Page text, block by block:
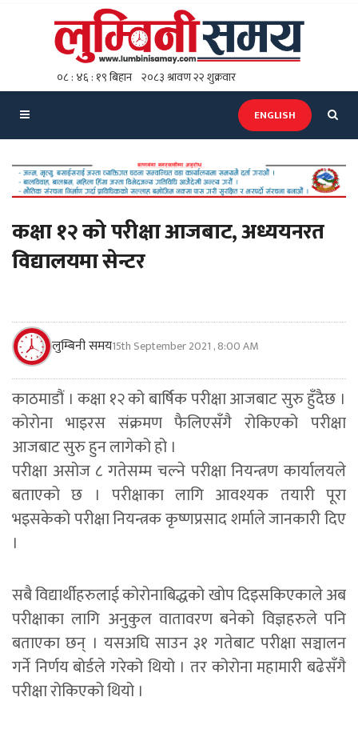
ENGLISH
कक्षा १२ को परीक्षा आजबाट, अध्ययनरत
विद्यालयमा सेन्टर
लुम्बिनी समय15th September 2021 , 8:00 AM
काठमाडौं । कक्षा १२ को बार्षिक परीक्षा आजबाट सुरु हुँदैछ ।
कोरोना भाइरस संक्रमण फैलिएसँगै रोकिएको परीक्षा
आजबाट सुरु हुन लागेको हो ।
परीक्षा असोज ८ गतेसम्म चल्ने परीक्षा नियन्त्रण कार्यालयले
बताएको छ । परीक्षाका लागि आवश्यक तयारी पूरा
भइसकेको परीक्षा नियन्त्रक कृष्णप्रसाद शर्माले जानकारी दिए
।
सबै विद्यार्थीहरुलाई कोरोनाबिद्धको खोप दिइसकिएकाले अब
परीक्षाका लागि अनुकुल वातावरण बनेको विज्ञहरुले पनि
बताएका छन् । यसअघि साउन ३१ गतेबाट परीक्षा सञ्चालन
गर्ने निर्णय बोर्डले गरेको थियो । तर कोरोना महामारी बढेसँगै
परीक्षा रोकिएको थियो ।